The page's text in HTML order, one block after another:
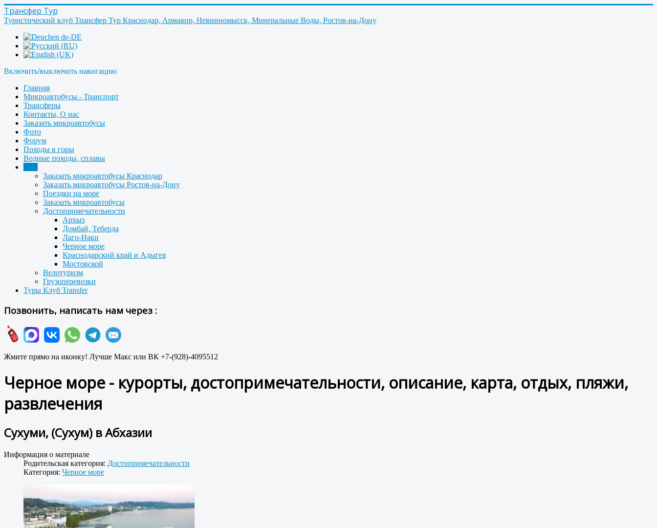
Трансфер Тур
Туристический клуб Трансфер Тур Краснодар, Армавир, Невинномысск, Минеральные Воды, Ростов-на-Дону
Включить/выключить навигацию
Главная
Микроавтобусы - Транспорт
Трансферы
Контакты, О нас
Заказать микроавтобусы
Фото
Форум
Походы в горы
Водные походы, сплавы
Заказать микроавтобусы Краснодар
Заказать микроавтобусы Ростов-на-Дону
Поездки на море
Заказать микроавтобусы
Достопримечательности
Архыз
Домбай, Теберда
Лаго-Наки
Черное море
Краснодарский край и Адыгея
Мостовской
Велотуризм
Грузоперевозки
Туры Клуб Transfer
Позвонить, написать нам через :
Жмите прямо на иконку! Лучше Макс или ВК +7-(928)-4095512
Черное море - курорты, достопримечательности, описание, карта, отдых, пляжи,
развлечения
Сухуми, (Сухум) в Абхазии
Информация о материале
Родительская категория: Достопримечательности
Категория: Черное море